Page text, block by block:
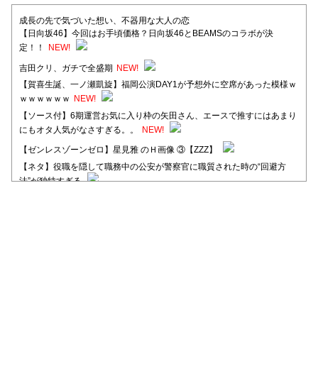
成長の先で気づいた想い、不器用な大人の恋
【日向坂46】今回はお手頃価格？日向坂46とBEAMSのコラボが決
定！！
NEW!
吉田クリ、ガチで全盛期 NEW!
【賀喜生誕、一ノ瀬凱旋】福岡公演DAY1が予想外に空席があった模様ｗ
ｗｗｗｗｗｗ
NEW!
【ソース付】6期運営お気に入り枠の矢田さん、エースで推すにはあまり
にもオタ人気がなさすぎる。。
NEW!
【ゼンレスゾーンゼロ】星見雅 のＨ画像 ③【ZZZ】
【ネタ】役職を隠して職務中の公安が警察官に職質された時の“回避方
法”が独特すぎる